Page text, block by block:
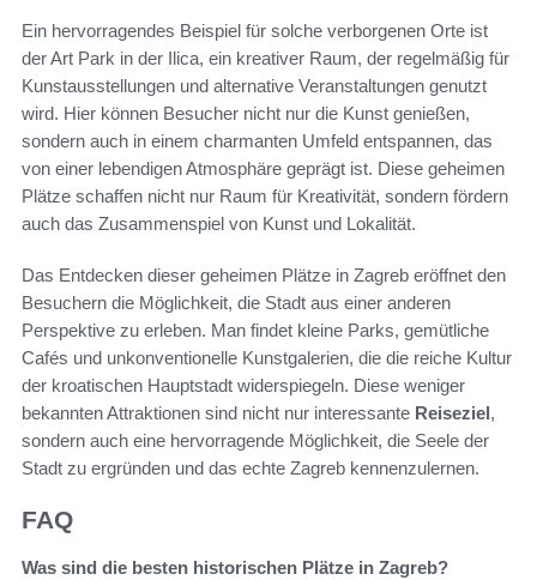
Ein hervorragendes Beispiel für solche verborgenen Orte ist
der Art Park in der Ilica, ein kreativer Raum, der regelmäßig für
Kunstausstellungen und alternative Veranstaltungen genutzt
wird. Hier können Besucher nicht nur die Kunst genießen,
sondern auch in einem charmanten Umfeld entspannen, das
von einer lebendigen Atmosphäre geprägt ist. Diese geheimen
Plätze schaffen nicht nur Raum für Kreativität, sondern fördern
auch das Zusammenspiel von Kunst und Lokalität.
Das Entdecken dieser geheimen Plätze in Zagreb eröffnet den
Besuchern die Möglichkeit, die Stadt aus einer anderen
Perspektive zu erleben. Man findet kleine Parks, gemütliche
Cafés und unkonventionelle Kunstgalerien, die die reiche Kultur
der kroatischen Hauptstadt widerspiegeln. Diese weniger
bekannten Attraktionen sind nicht nur interessante Reiseziel,
sondern auch eine hervorragende Möglichkeit, die Seele der
Stadt zu ergründen und das echte Zagreb kennenzulernen.
FAQ
Was sind die besten historischen Plätze in Zagreb?